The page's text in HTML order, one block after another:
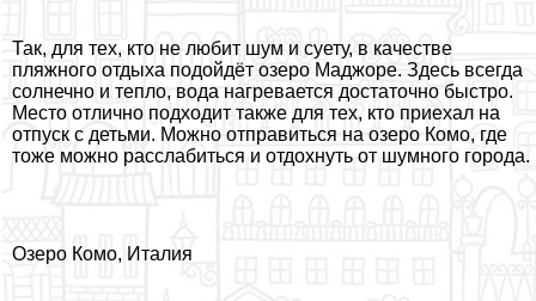
Так, для тех, кто не любит шум и суету, в качестве
пляжного отдыха подойдёт озеро Маджоре. Здесь всегда
солнечно и тепло, вода нагревается достаточно быстро.
Место отлично подходит также для тех, кто приехал на
отпуск с детьми. Можно отправиться на озеро Комо, где
тоже можно расслабиться и отдохнуть от шумного города.
Озеро Комо, Италия